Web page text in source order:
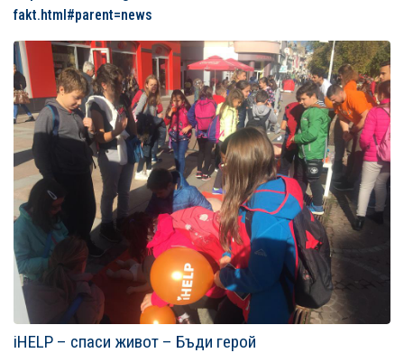
fakt.html#parent=news
ФОТО ГАЛЕРИИ
iHELP – спаси живот – Бъди герой